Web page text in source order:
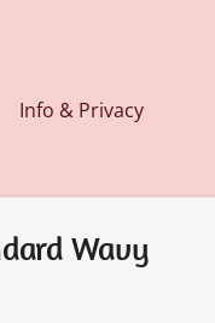
Info & Privacy
Wavy